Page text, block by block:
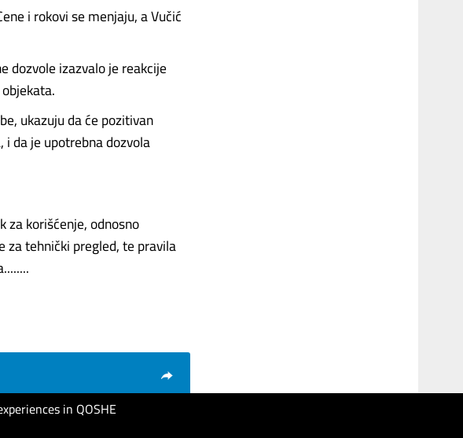
in QOSHE
i rokovi se menjaju, a Vučić
dozvole izazvalo je reakcije
ukazuju da će pozitivan
da je upotrebna dozvola
za korišćenje, odnosno
za tehnički pregled, te pravila